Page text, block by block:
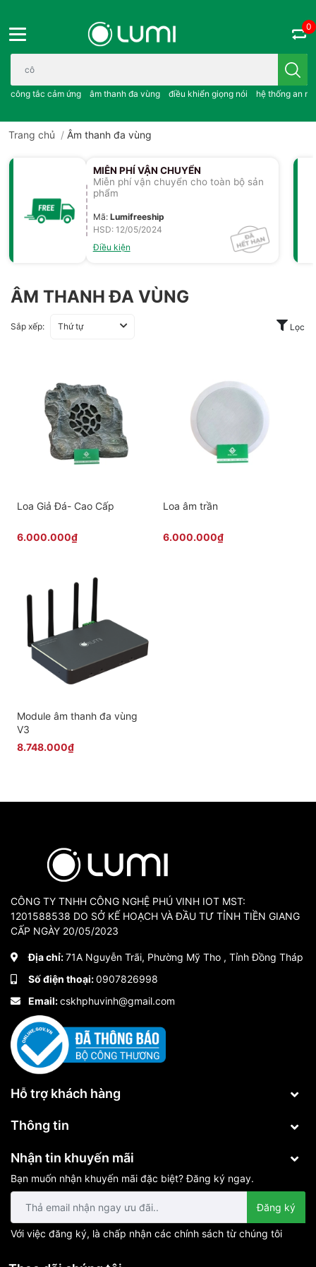
Bạn cần tìm gì..; công tắc cảm ứng..; âm thanh đa vùng ; điều
công tắc cảm ứng âm thanh đa vùng điều khiển giọng nói hệ thống an
0
Trang chủ / Âm thanh đa vùng
MIỄN PHÍ VẬN CHUYỂN
Miễn phí vận chuyển cho toàn bộ sản
phẩm
Mã: Lumifreeship
HSD: 12/05/2024
Điều kiện
ÂM THANH ĐA VÙNG
Sắp xếp: Thứ tự Lọc
Loa Giả Đá- Cao Cấp
6.000.000₫
Loa âm trần
6.000.000₫
Module âm thanh đa vùng
V3
8.748.000₫
CÔNG TY TNHH CÔNG NGHỆ PHÚ VINH IOT MST:
1201588538 DO SỞ KẾ HOẠCH VÀ ĐẦU TƯ TỈNH TIỀN GIANG
CẤP NGÀY 20/05/2023
Địa chỉ:71A Nguyễn Trãi, Phường Mỹ Tho , Tỉnh Đồng Tháp
Số điện thoại:0907826998
Email:cskhphuvinh@gmail.com
Hỗ trợ khách hàng
Thông tin
Nhận tin khuyến mãi
Bạn muốn nhận khuyến mãi đặc biệt? Đăng ký ngay.
Đăng ký
Với việc đăng ký, là chấp nhận các chính sách từ chúng tôi